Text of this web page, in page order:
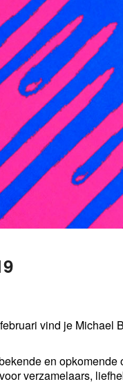
vind je
en
verzamelaars,